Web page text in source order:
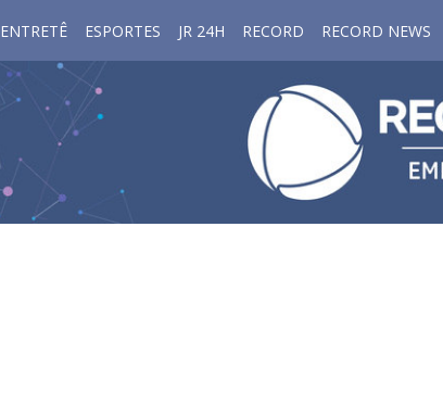
ENTRETÊ ESPORTES JR 24H RECORD RECORD NEWS